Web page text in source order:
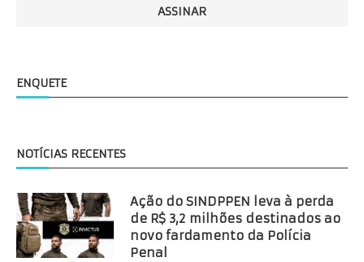
ENQUETE
NOTÍCIAS RECENTES
Ação do SINDPPEN leva à perda
de R$ 3,2 milhões destinados ao
novo fardamento da Polícia
Penal